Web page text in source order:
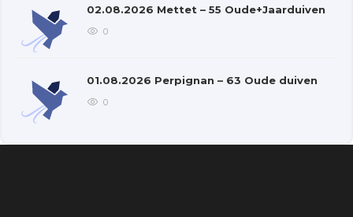
02.08.2026 Mettet – 55 Oude+Jaarduiven
0
01.08.2026 Perpignan – 63 Oude duiven
0